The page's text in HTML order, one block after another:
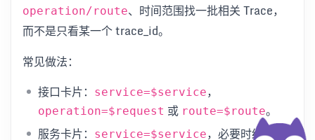
operation/route、时间范围找一批相关 Trace，
而不是只看某一个 trace_id。
常见做法：
接口卡片：
service=$service，
operation=$request 或 route=$route。
服务卡片：
service=$service，必要时结合